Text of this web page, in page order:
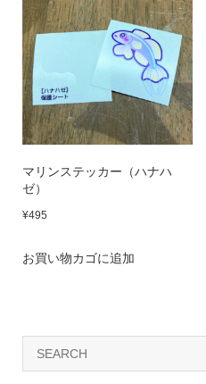
マリンステッカー（ハナハ
ゼ）
¥495
お買い物カゴに追加